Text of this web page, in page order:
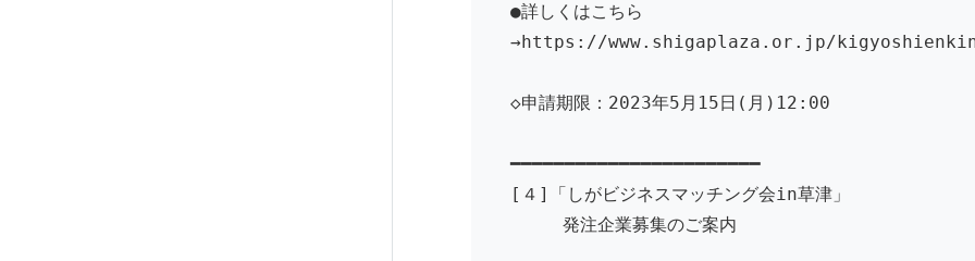
●詳しくはこちら
→https://www.shigaplaza.or.jp/
◇申請期限：2023年5月15日(月)12:00
━━━━━━━━━━━━━━━━━━━━━━━
[４]「しがビジネスマッチング会in草津」
発注企業募集のご案内